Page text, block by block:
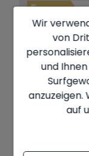
E
F
Wir
von
und
anzuzeigen.
auf